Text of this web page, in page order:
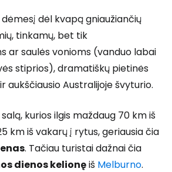
dėl kvapą gniaužiančių
tinkamų, bet tik
ar saulės vonioms (vanduo labai
stiprios), dramatiškų pietinės
aukščiausio Australijoje švyturio.
kurios ilgis maždaug 70 km iš
km iš vakarų į rytus, geriausia čia
. Tačiau turistai dažnai čia
dienos kelionęiš Melburno.